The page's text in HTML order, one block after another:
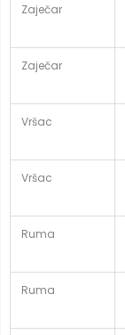
Zaječar
Zaječar
Vršac
Vršac
Ruma
Ruma